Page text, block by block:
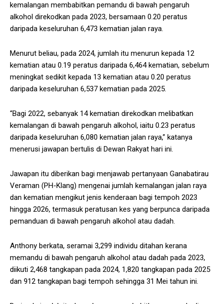
kemalangan membabitkan pemandu di bawah pengaruh
alkohol direkodkan pada 2023, bersamaan 0.20 peratus
daripada keseluruhan 6,473 kematian jalan raya.
Menurut beliau, pada 2024, jumlah itu menurun kepada 12
kematian atau 0.19 peratus daripada 6,464 kematian, sebelum
meningkat sedikit kepada 13 kematian atau 0.20 peratus
daripada keseluruhan 6,537 kematian pada 2025.
“Bagi 2022, sebanyak 14 kematian direkodkan melibatkan
kemalangan di bawah pengaruh alkohol, iaitu 0.23 peratus
daripada keseluruhan 6,080 kematian jalan raya,” katanya
menerusi jawapan bertulis di Dewan Rakyat hari ini.
Jawapan itu diberikan bagi menjawab pertanyaan Ganabatirau
Veraman (PH-Klang) mengenai jumlah kemalangan jalan raya
dan kematian mengikut jenis kenderaan bagi tempoh 2023
hingga 2026, termasuk peratusan kes yang berpunca daripada
pemanduan di bawah pengaruh alkohol atau dadah.
Anthony berkata, seramai 3,299 individu ditahan kerana
memandu di bawah pengaruh alkohol atau dadah pada 2023,
diikuti 2,468 tangkapan pada 2024, 1,820 tangkapan pada 2025
dan 912 tangkapan bagi tempoh sehingga 31 Mei tahun ini.